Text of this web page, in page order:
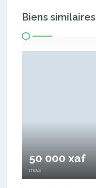
Biens similaires
50 000 xaf
mois